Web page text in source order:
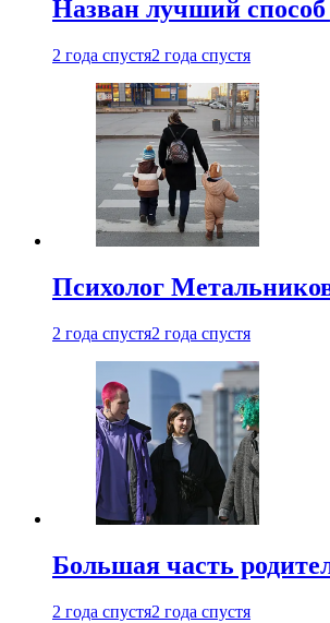
Назван лучший
2 года спустя2 года спустя
Психолог
2 года спустя2 года спустя
Большая часть
2 года спустя2 года спустя